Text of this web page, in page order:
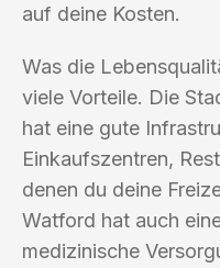
auf deine Kosten.
Was die
viele Vorteile. Die
hat eine gute
Einkaufszentren,
denen du deine
Watford hat auch
medizinische